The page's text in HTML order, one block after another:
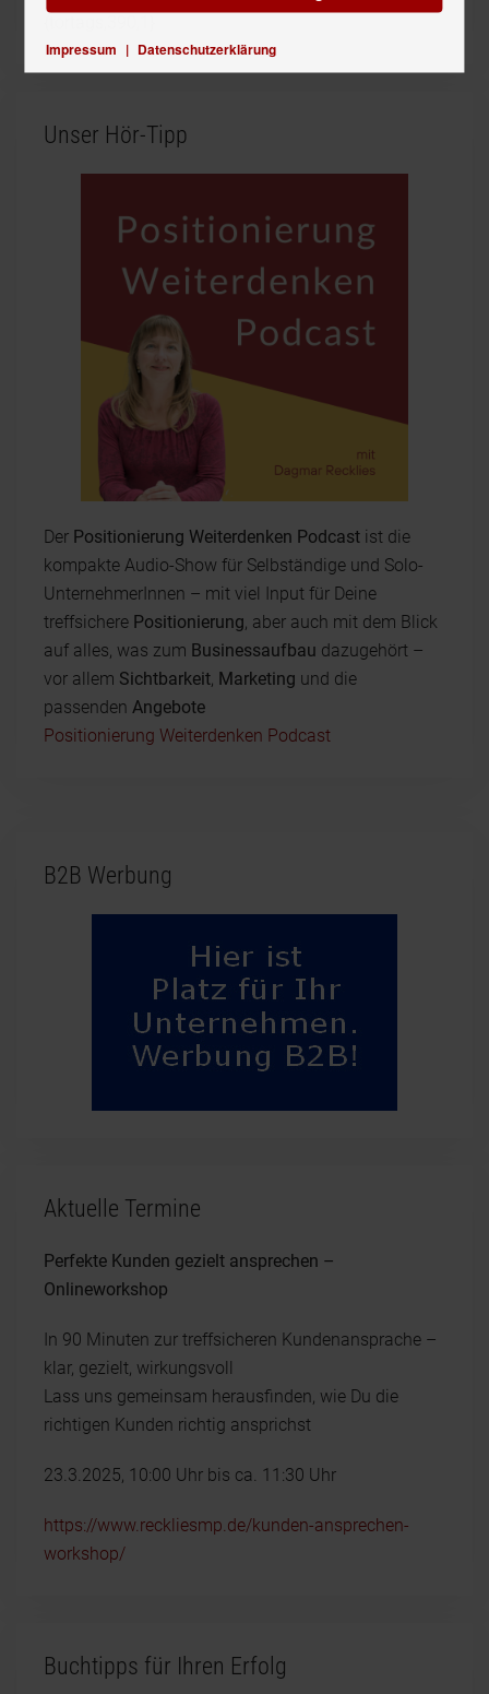
Unser Hör-Tipp
Der Positionierung Weiterdenken Podcast ist die
kompakte Audio-Show für Selbständige und Solo-
UnternehmerInnen – mit viel Input für Deine
treffsichere Positionierung , aber auch mit dem Blick
auf alles, was zum Businessaufbau dazugehört –
vor allem Sichtbarkeit Marketing und die
passenden Angebote
Positionierung Weiterdenken Podcast
B2B Werbung
Aktuelle Termine
Perfekte Kunden gezielt ansprechen –
Onlineworkshop
In 90 Minuten zur treffsicheren Kundenansprache –
klar, gezielt, wirkungsvoll
Lass uns gemeinsam herausfinden, wie Du die
richtigen Kunden richtig ansprichst
23.3.2025, 10:00 Uhr bis ca. 11:30 Uhr
https://www.reckliesmp.de/kunden-ansprechen-
workshop/
Buchtipps für Ihren Erfolg
Impressum | Datenschutzerklärung